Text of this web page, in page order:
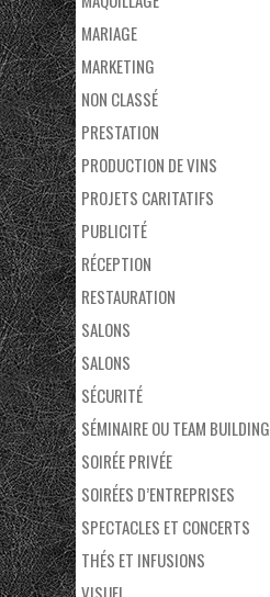
MARIAGE
MARKETING
NON CLASSÉ
PRESTATION
PRODUCTION DE VINS
PROJETS CARITATIFS
PUBLICITÉ
RÉCEPTION
RESTAURATION
SALONS
SALONS
SÉCURITÉ
SÉMINAIRE OU TEAM BUILDING
SOIRÉE PRIVÉE
SOIRÉES D’ENTREPRISES
SPECTACLES ET CONCERTS
THÉS ET INFUSIONS
VISUEL